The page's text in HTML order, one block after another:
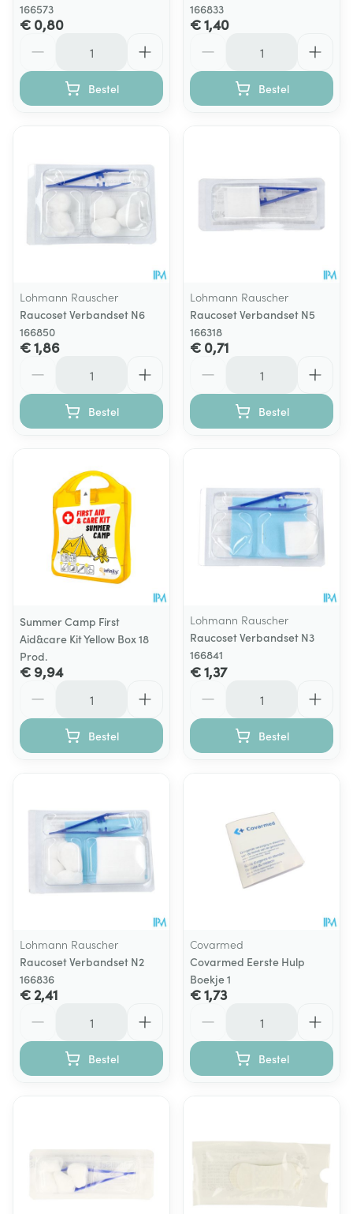
166573
€ 0,80
Bestel
166833
€ 1,40
Bestel
Lohmann Rauscher
Raucoset Verbandset N6
166850
€ 1,86
Bestel
Lohmann Rauscher
Raucoset Verbandset N5
166318
€ 0,71
Bestel
Summer Camp First
Aid&care Kit Yellow Box 18
Prod.
€ 9,94
Bestel
Lohmann Rauscher
Raucoset Verbandset N3
166841
€ 1,37
Bestel
Lohmann Rauscher
Raucoset Verbandset N2
166836
€ 2,41
Bestel
Covarmed
Covarmed Eerste Hulp
Boekje 1
€ 1,73
Bestel